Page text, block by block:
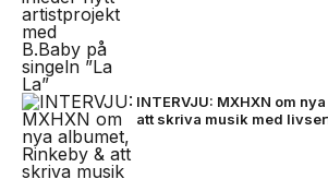
INTERVJU: MXHXN om
att skriva musik med